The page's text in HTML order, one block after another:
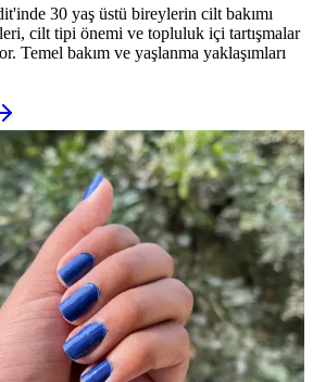
30 yaş üstü bireylerin cilt bakımı
cilt tipi önemi ve topluluk içi tartışmalar
Temel bakım ve yaşlanma yaklaşımları